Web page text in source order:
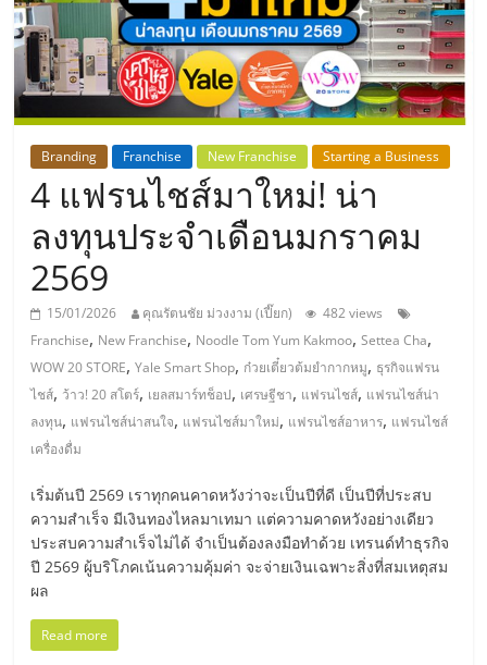
ThaiSMEsCenter,
รวม
ธุรกิจ
เอ
ส
เอ็
มอี
ไทย,
SMEs,
แฟ
รน
Branding Franchise New Franchise Starting a Business
4 แฟรนไชส์มาใหม่! น่า
ลงทุนประจำเดือนมกราคม
2569
15/01/2026 คุณรัตนชัย ม่วงงาม (เปี๊ยก)
482 views
Franchise, New Franchise, Noodle Tom Yum Kakmoo,Settea Cha,
WOW 20 STORE,Yale Smart Shop, ก๋วยเตี๋ยวต้มยำกากหมู, ธุรกิจแฟรน
ไชส์, ว้าว! 20 สโตร์, เยลสมาร์ทช็อป, เศรษฐีชา, แฟรนไชส์, แฟรนไชส์น่า
ลงทุน, แฟรนไชส์น่าสนใจ, แฟรนไชส์มาใหม่, แฟรนไชส์อาหาร, แฟรนไชส์
เครื่องดื่ม
เริ่มต้นปี 2569 เราทุกคนคาดหวังว่าจะเป็นปีที่ดี เป็นปีที่ประสบ
ความสำเร็จ มีเงินทองไหลมาเทมา แต่ความคาดหวังอย่างเดียว
ประสบความสำเร็จไม่ได้ จำเป็นต้องลงมือทำด้วย เทรนด์ทำธุรกิจ
ปี 2569 ผู้บริโภคเน้นความคุ้มค่า จะจ่ายเงินเฉพาะสิ่งที่สมเหตุสม
ผล
Read more